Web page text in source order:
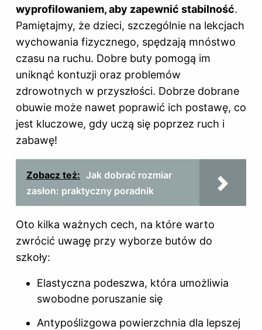
wyprofilowaniem, aby zapewnić stabilność.
Pamiętajmy, że dzieci, szczególnie na lekcjach
wychowania fizycznego, spędzają mnóstwo
czasu na ruchu. Dobre buty pomogą im
uniknąć kontuzji oraz problemów
zdrowotnych w przyszłości. Dobrze dobrane
obuwie może nawet poprawić ich postawę, co
jest kluczowe, gdy uczą się poprzez ruch i
zabawę!
Zobacz też: Jak dobrać rozmiar
zasłon: praktyczny poradnik
Oto kilka ważnych cech, na które warto
zwrócić uwagę przy wyborze butów do
szkoły:
Elastyczna podeszwa, która umożliwia
swobodne poruszanie się
Antypoślizgowa powierzchnia dla lepszej